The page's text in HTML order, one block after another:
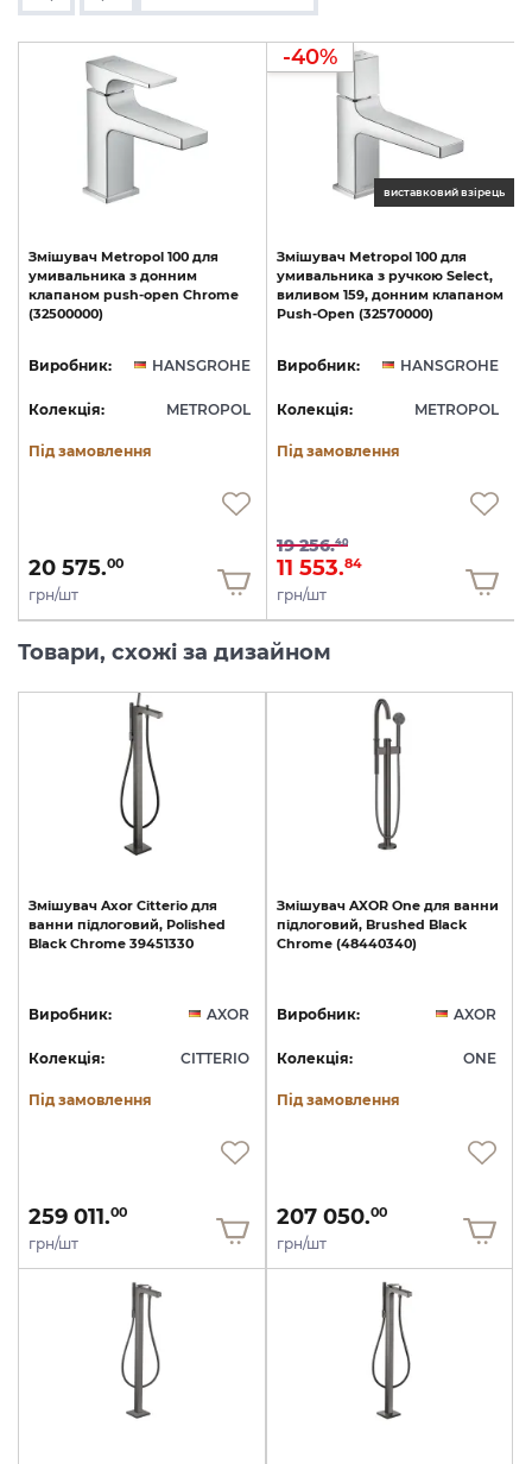
Змішувач Metropol 100 для
умивальника з донним
клапаном push-open Chrome
(32500000)
Виробник: HANSGROHE
Колекція: METROPOL
Під замовлення
20 575.00
грн/шт
виставковий взірець
-40%
Змішувач Metropol 100 для
умивальника з ручкою Select,
виливом 159, донним клапаном
Push-Open (32570000)
Виробник: HANSGROHE
Колекція: METROPOL
Під замовлення
19 256.40
11 553.84
грн/шт
Товари, схожі за дизайном
Змішувач Axor Citterio для
ванни підлоговий, Polished
Black Chrome 39451330
Виробник: AXOR
Колекція: CITTERIO
Під замовлення
259 011.00
грн/шт
Змішувач AXOR One для ванни
підлоговий, Brushed Black
Chrome (48440340)
Виробник: AXOR
Колекція: ONE
Під замовлення
207 050.00
грн/шт